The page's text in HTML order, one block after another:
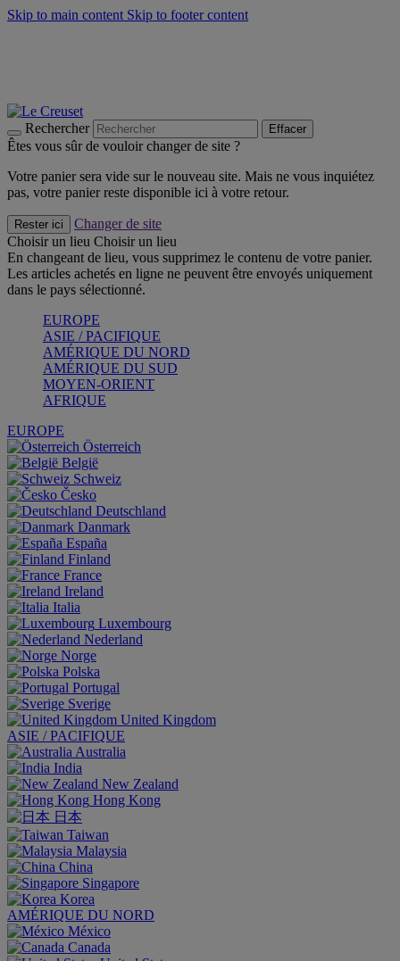
Skip to main content Skip to footer content
Rechercher Effacer
Êtes vous sûr de vouloir changer de site ?
Votre panier sera vide sur le nouveau site. Mais ne vous inquiétez
pas, votre panier reste disponible ici à votre retour.
Rester ici
Changer de site
Choisir un lieu Choisir un lieu
En changeant de lieu, vous supprimez le contenu de votre panier.
Les articles achetés en ligne ne peuvent être envoyés uniquement
dans le pays sélectionné.
EUROPE
ASIE / PACIFIQUE
AMÉRIQUE DU NORD
AMÉRIQUE DU SUD
MOYEN-ORIENT
AFRIQUE
EUROPE
Österreich
België
Schweiz
Česko
Deutschland
Danmark
España
Finland
France
Ireland
Italia
Luxembourg
Nederland
Norge
Polska
Portugal
Sverige
United Kingdom
ASIE / PACIFIQUE
Australia
India
New Zealand
Hong Kong
日本
Taiwan
Malaysia
China
Singapore
Korea
AMÉRIQUE DU NORD
México
Canada